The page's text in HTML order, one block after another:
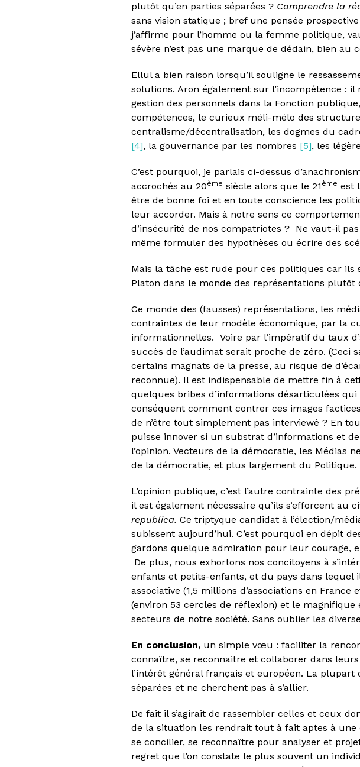
plutôt qu’en parties séparées ? Comprendre la
sans vision statique ; bref une pensée
j’affirme pour l’homme ou la femme politique,
sévère n’est pas une marque de dédain, bien au
Ellul a bien raison lorsqu’il souligne le
solutions. Aron également sur l’incompétence :
gestion des personnels dans la Fonction
compétences, le curieux méli-mélo des
centralisme/décentralisation, les dogmes du
[4], la gouvernance par les nombres [5], les
C’est pourquoi, je parlais ci-dessus d’
accrochés au 20ème siècle alors que le 21 ème est
être de bonne foi et en toute conscience les
leur accorder. Mais à notre sens ce
d’insécurité de nos compatriotes ? Ne vaut-il
même formuler des hypothèses ou écrire des
Mais la tâche est rude pour ces politiques car ils
Platon dans le monde des représentations plutôt
Ce monde des (fausses) représentations, les
contraintes de leur modèle économique, par la
informationnelles. Voire par l’impératif du taux
succès de l’audimat serait proche de zéro.
certains magnats de la presse, au risque de
reconnue). Il est indispensable de mettre fin à
quelques bribes d’informations désarticulées
conséquent comment contrer ces images
de n’être tout simplement pas interviewé ? En
puisse innover si un substrat d’informations et
l’opinion. Vecteurs de la démocratie, les Médias
de la démocratie, et plus largement du Politique.
L’opinion publique, c’est l’autre contrainte des
il est également nécessaire qu’ils s’efforcent
republica. Ce triptyque candidat à l’élection/
subissent aujourd’hui. C’est pourquoi en dépit
gardons quelque admiration pour leur courage,
De plus, nous exhortons nos concitoyens à
enfants et petits-enfants, et du pays dans lequel
associative (1,5 millions d’associations en
(environ 53 cercles de réflexion) et le
secteurs de notre société. Sans oublier les
En conclusion, un simple vœu : faciliter la
connaître, se reconnaitre et collaborer dans
l’intérêt général français et européen. La
séparées et ne cherchent pas à s’allier.
De fait il s’agirait de rassembler celles et ceux
de la situation les rendrait tout à fait aptes à une
se concilier, se reconnaître pour analyser et
regret que l’on constate le plus souvent un